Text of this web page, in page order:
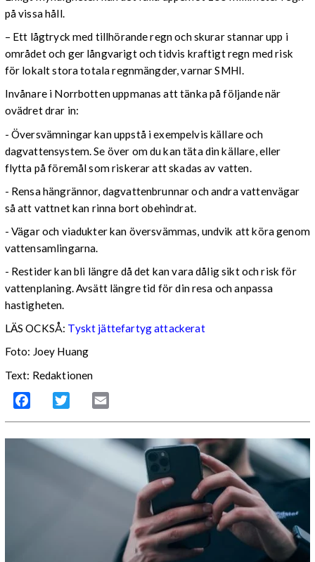
på vissa håll.
– Ett lågtryck med tillhörande regn och skurar stannar upp i
området och ger långvarigt och tidvis kraftigt regn med risk
för lokalt stora totala regnmängder, varnar SMHI.
Invånare i Norrbotten uppmanas att tänka på följande när
ovädret drar in:
- Översvämningar kan uppstå i exempelvis källare och
dagvattensystem. Se över om du kan täta din källare, eller
flytta på föremål som riskerar att skadas av vatten.
- Rensa hängrännor, dagvattenbrunnar och andra vattenvägar
så att vattnet kan rinna bort obehindrat.
- Vägar och viadukter kan översvämmas, undvik att köra genom
vattensamlingarna.
- Restider kan bli längre då det kan vara dålig sikt och risk för
vattenplaning. Avsätt längre tid för din resa och anpassa
hastigheten.
LÄS OCKSÅ: Tyskt jättefartyg attackerat
Foto: Joey Huang
Text: Redaktionen
Facebook Twitter